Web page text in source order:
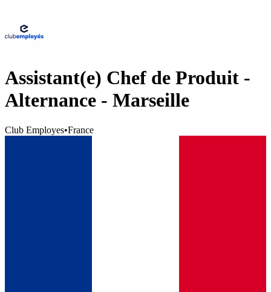
Assistant(e) Chef de Produit -
Alternance - Marseille
Club Employes•France